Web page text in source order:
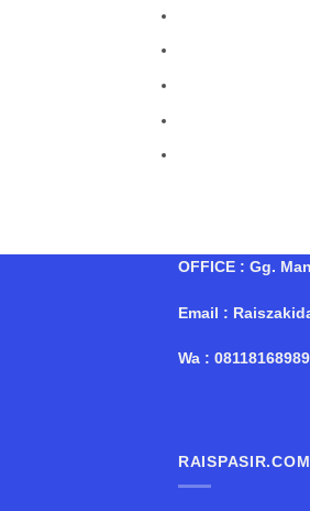
OFFICE : Gg.
Email :
Wa : 08118168989
RAISPASIR.COM